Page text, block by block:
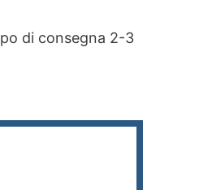
di consegna 2-3